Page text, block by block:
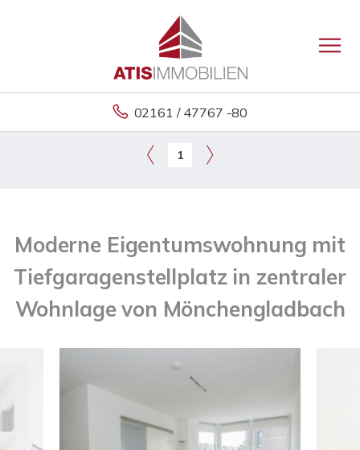
02161 / 47767 -80
1
Moderne Eigentumswohnung mit
Tiefgaragenstellplatz in zentraler
Wohnlage von Mönchengladbach